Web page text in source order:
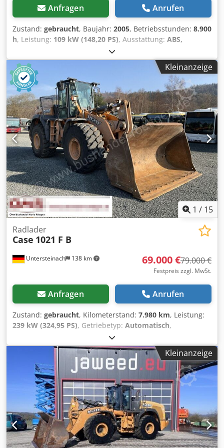
Anfragen Anrufen
Zustand: gebraucht, Baujahr: 2005, Betriebsstunden: 8.900
h, Leistung: 109 kW (148,20 PS), Ausstattung: ABS,
Allradantrieb, Kabine, Klimaanlage
Länge:4.692 mm Breite:2.507 mm Höhe:2.997 mm
Radstand:2.723 mm Crodpfewlmt Ijx Aanef
rNennleistung:105,9 kW, 144PS Nenndrehzahl:2.200/min
Zylinderanzahl:6 Hubraum:7.480 cm³
Drehmomentanstieg:51,3 Allradantrieb
Kleinanzeige
1 / 15
Untersteinach 138 km
Radlader
Case 1021 F B
69.000 €79.000 €
Festpreis zzgl. MwSt.
Anfragen Anrufen
Zustand: gebraucht, Kilometerstand: 7.980 km, Leistung:
239 kW (324,95 PS), Getriebetyp: Automatisch,
Gelb
Baujahr:2013, Ausstattung:Klimaanlage, = Weitere
Optionen und Zubehör = - Klimaanlage - Radio -
Servolenkung - Sonnenschutzklappe = Anmerkungen =
+++Gewicht: 24.000 Kg Km/h+++ +++4x4+++ +++Reifen
26,5xR25 90%+++ +++Arbeitsscheinwerfer+++
+++Schwingungsdämpfer+++ +++Differenzialsperre VA+++
+++Schaufel 3,6 Cbm+++ +++Waage+++ - Allgemein: - -
Motor: Case - Getriebe: Automatik - Sitzplätze Gesamt: 1 - -
Sicherheit: - Codpfsy Hu U Aex Aanjrf - Rückfahrkamera - -
Fahrgastraum: - - Klima-Anlage - Düsenbelüftung - -
Kleinanzeige